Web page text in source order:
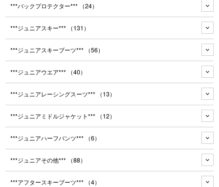
***バックプロテクター*** （24）
***ジュニアスキー*** （131）
***ジュニアスキーブーツ*** （56）
***ジュニアウエア*** （40）
***ジュニアレーシングスーツ*** （13）
***ジュニアミドルジャケット*** （12）
***ジュニアハーフパンツ*** （6）
***ジュニアその他*** （88）
***アフタースキーブーツ*** （4）